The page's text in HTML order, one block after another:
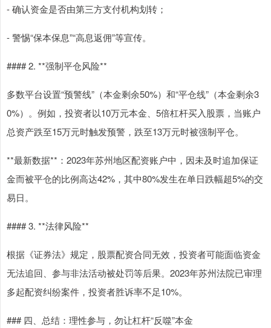
- 确认资金是否由第三方支付机构划转；
- 警惕“保本保息”“高息返佣”等宣传。
#### 2. **强制平仓风险**
多数平台设置“预警线”（本金剩余50%）和“平仓线”（本金剩余3
0%）。例如，投资者以10万元本金、5倍杠杆买入股票，当账户
总资产跌至15万元时触发预警，跌至13万元时被强制平仓。
**最新数据**：2023年苏州地区配资账户中，因未及时追加保证
金而被平仓的比例高达42%，其中80%发生在单日跌幅超5%的交
易日。
#### 3. **法律风险**
根据《证券法》规定，股票配资合同无效，投资者可能面临资金
无法追回、参与非法活动被处罚等后果。2023年苏州法院已审理
多起配资纠纷案件，投资者胜诉率不足10%。
### 四、总结：理性参与，勿让杠杆“反噬”本金